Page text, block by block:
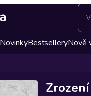
NovinkyBestselleryNově